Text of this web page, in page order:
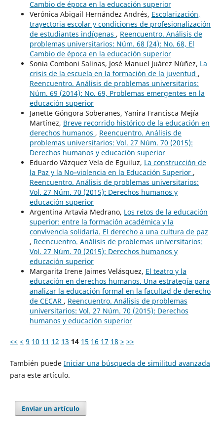
Cambio de época en la educación superior
Verónica Abigail Hernández Andrés, Escolarización,
trayectoria escolar y condiciones de profesionalización
de estudiantes indígenas , Reencuentro. Análisis de
problemas universitarios: Núm. 68 (24): No. 68, El
Cambio de época en la educación superior
Sonia Comboni Salinas, José Manuel Juárez Núñez, La
crisis de la escuela en la formación de la juventud ,
Reencuentro. Análisis de problemas universitarios:
Núm. 69 (2014): No. 69, Problemas emergentes en la
educación superior
Janette Góngora Soberanes, Yanira Francisca Mejía
Martínez, Breve recorrido histórico de la educación en
derechos humanos , Reencuentro. Análisis de
problemas universitarios: Vol. 27 Núm. 70 (2015):
Derechos humanos y educación superior
Eduardo Vázquez Vela de Eguiluz, La construcción de
la Paz y la No–violencia en la Educación Superior ,
Reencuentro. Análisis de problemas universitarios:
Vol. 27 Núm. 70 (2015): Derechos humanos y
educación superior
Argentina Artavia Medrano, Los retos de la educación
superior: entre la formación académica y la
convivencia solidaria. El derecho a una cultura de paz
, Reencuentro. Análisis de problemas universitarios:
Vol. 27 Núm. 70 (2015): Derechos humanos y
educación superior
Margarita Irene Jaimes Velásquez, El teatro y la
educación en derechos humanos. Una estrategía para
analizar la educación formal en la facultad de derecho
de CECAR , Reencuentro. Análisis de problemas
universitarios: Vol. 27 Núm. 70 (2015): Derechos
humanos y educación superior
<< < 9 10 11 12 13 14 15 16 17 18 > >>
También puede Iniciar una búsqueda de similitud avanzada
para este artículo.
Enviar un artículo